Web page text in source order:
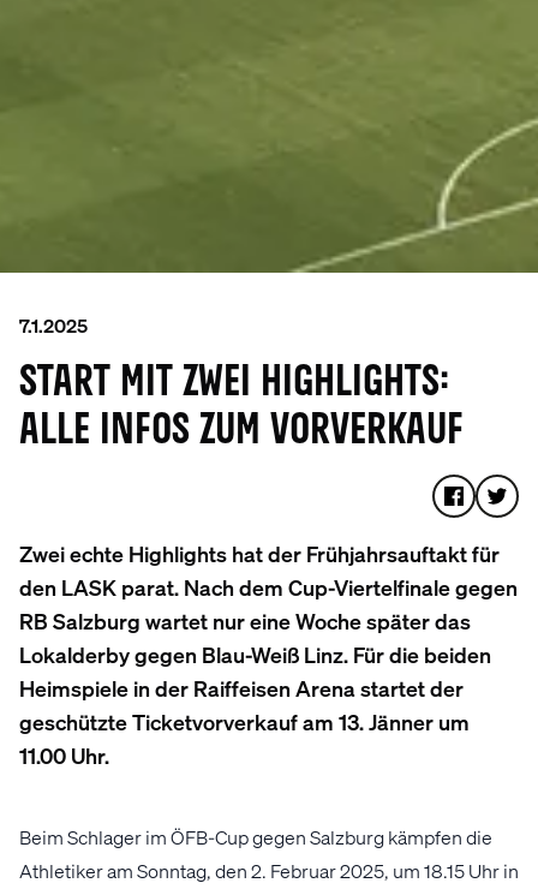
7.1.2025
START MIT ZWEI HIGHLIGHTS:
ALLE INFOS ZUM VORVERKAUF
Zwei echte Highlights hat der Frühjahrsauftakt für
den LASK parat. Nach dem Cup-Viertelfinale gegen
RB Salzburg wartet nur eine Woche später das
Lokalderby gegen Blau-Weiß Linz. Für die beiden
Heimspiele in der Raiffeisen Arena startet der
geschützte Ticketvorverkauf am 13. Jänner um
11.00 Uhr.
Beim Schlager im ÖFB-Cup gegen Salzburg kämpfen die
Athletiker am Sonntag, den 2. Februar 2025, um 18.15 Uhr in